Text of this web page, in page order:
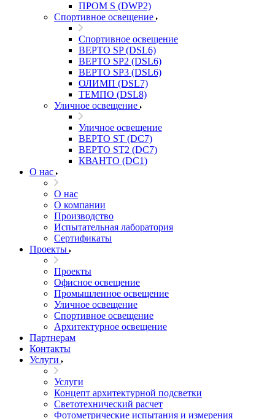
ПРОМ S (DWP2)
Спортивное освещение
Спортивное освещение
ВЕРТО SP (DSL6)
ВЕРТО SP2 (DSL6)
ВЕРТО SP3 (DSL6)
ОЛИМП (DSL7)
ТЕМПО (DSL8)
Уличное освещение
Уличное освещение
ВЕРТО ST (DC7)
ВЕРТО ST2 (DC7)
КВАНТО (DC1)
О нас
О нас
О компании
Производство
Испытательная лаборатория
Сертификаты
Проекты
Проекты
Офисное освещение
Промышленное освещение
Уличное освещение
Спортивное освещение
Архитектурное освещение
Партнерам
Контакты
Услуги
Услуги
Концепт архитектурной подсветки
Светотехнический расчет
Фотометрические испытания и измерения